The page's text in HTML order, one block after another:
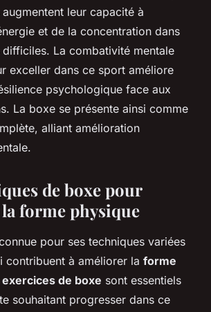
leur capacité à
et de la concentration dans
La combativité mentale
exceller dans ce sport améliore
psychologique face aux
La boxe se présente ainsi comme
alliant amélioration
de boxe pour
forme physique
pour ses techniques variées
contribuent à améliorer la forme
exercices de boxe sont essentiels
souhaitant progresser dans ce